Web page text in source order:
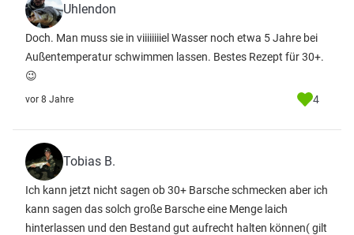
Uhlendon
Doch. Man muss sie in viiiiiiiiel Wasser noch etwa 5 Jahre bei
Außentemperatur schwimmen lassen. Bestes Rezept für 30+.
😉
vor 8 Jahre 4
Tobias B.
Ich kann jetzt nicht sagen ob 30+ Barsche schmecken aber ich
kann sagen das solch große Barsche eine Menge laich
hinterlassen und den Bestand gut aufrecht halten können( gilt